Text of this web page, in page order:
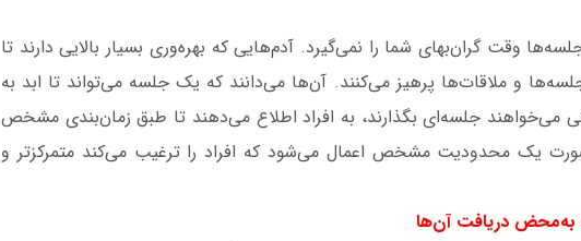
وقت گران‌بهای شما را نمی‌گیرد. آدم‌هایی که بهره‌وری بسیار بالایی دارند تا
و ملاقات‌ها پرهیز می‌کنند. آن‌ها می‌دانند که یک جلسه می‌تواند تا ابد به
وقتی می‌خواهند جلسه‌ای بگذارند، به افراد اطلاع می‌دهند تا طبق زمان‌بندی مشخص
صورت یک محدودیت مشخص اعمال می‌شود که افراد را ترغیب می‌کند متمرکزتر و